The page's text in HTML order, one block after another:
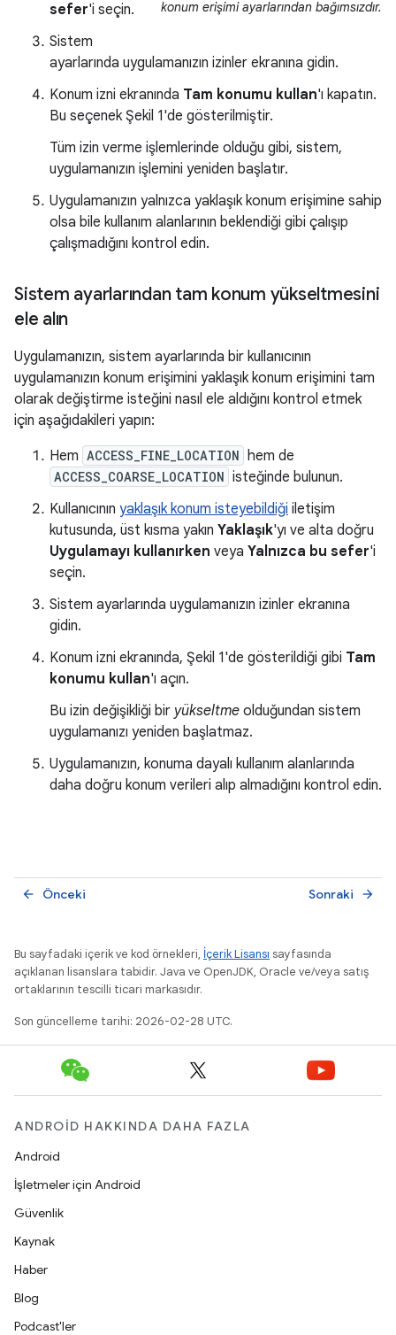
konum erişimi ayarlarından bağımsızdır.
sefer'i seçin.
Sistem
ayarlarında uygulamanızın izinler ekranına gidin.
Konum izni ekranında Tam konumu kullan'ı kapatın.
Bu seçenek Şekil 1'de gösterilmiştir.
Tüm izin verme işlemlerinde olduğu gibi, sistem,
uygulamanızın işlemini yeniden başlatır.
Uygulamanızın yalnızca yaklaşık konum erişimine sahip
olsa bile kullanım alanlarının beklendiği gibi çalışıp
çalışmadığını kontrol edin.
Sistem ayarlarından tam konum yükseltmesini
ele alın
Uygulamanızın, sistem ayarlarında bir kullanıcının
uygulamanızın konum erişimini yaklaşık konum erişimini tam
olarak değiştirme isteğini nasıl ele aldığını kontrol etmek
için aşağıdakileri yapın:
Hem ACCESS_FINE_LOCATION hem de
ACCESS_COARSE_LOCATION isteğinde bulunun.
Kullanıcının yaklaşık konum isteyebildiği iletişim
kutusunda, üst kısma yakın Yaklaşık'yı ve alta doğru
Uygulamayı kullanırken veya Yalnızca bu sefer'i
seçin.
Sistem ayarlarında uygulamanızın izinler ekranına
gidin.
Konum izni ekranında, Şekil 1'de gösterildiği gibi Tam
konumu kullan'ı açın.
Bu izin değişikliği bir yükseltme olduğundan sistem
uygulamanızı yeniden başlatmaz.
Uygulamanızın, konuma dayalı kullanım alanlarında
daha doğru konum verileri alıp almadığını kontrol edin.
Önceki
arrow_back Sonraki arrow_forward
Bu sayfadaki içerik ve kod örnekleri, İçerik Lisansı sayfasında
açıklanan lisanslara tabidir. Java ve OpenJDK, Oracle ve/veya satış
ortaklarının tescilli ticari markasıdır.
Son güncelleme tarihi: 2026-02-28 UTC.
ANDROID HAKKINDA DAHA FAZLA
Android
İşletmeler için Android
Güvenlik
Kaynak
Haber
Blog
Podcast'ler